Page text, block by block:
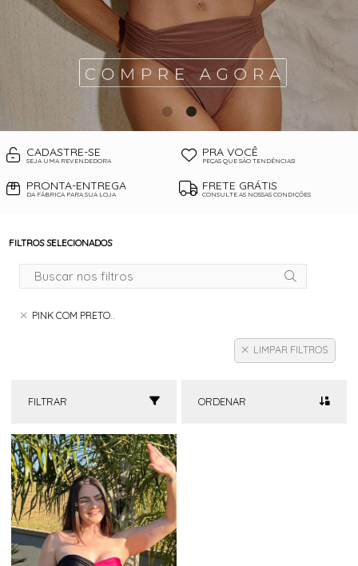
CADASTRE-SE
SEJA UMA REVENDEDORA
PRA VOCÊ
PEÇAS QUE SÃO TENDÊNCIAS!
PRONTA-ENTREGA
DA FÁBRICA PARA SUA LOJA
FRETE GRÁTIS
CONSULTE AS NOSSAS CONDIÇÕES
FILTROS SELECIONADOS
PINK COM PRETO..
LIMPAR FILTROS
FILTRAR ORDENAR